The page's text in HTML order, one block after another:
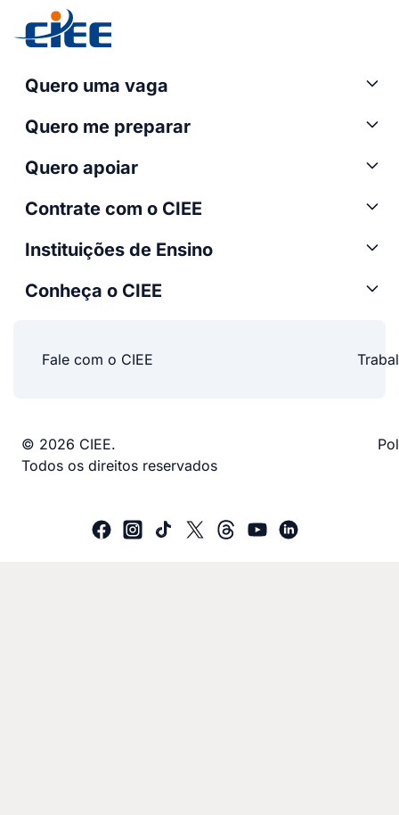
Quero uma vaga
Quero me preparar
Quero apoiar
Contrate com o CIEE
Instituições de Ensino
Conheça o CIEE
Fale com o CIEE
© 2026 CIEE.
Todos os direitos reservados